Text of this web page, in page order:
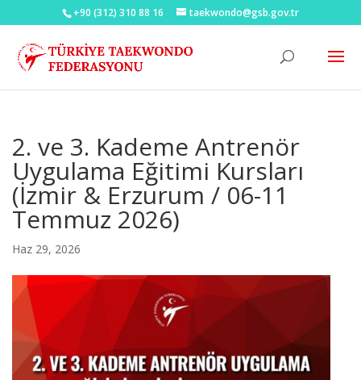
+90 (312) 310 88 16 taekwondo@gsb.gov.tr
2. ve 3. Kademe Antrenör
Uygulama Eğitimi Kursları
(İzmir & Erzurum / 06-11
Temmuz 2026)
Haz 29, 2026